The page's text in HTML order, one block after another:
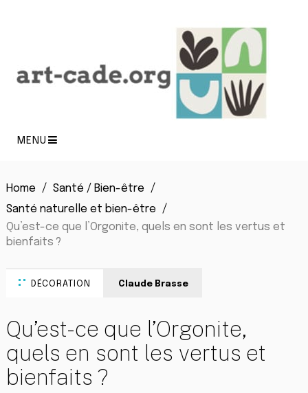
MENU
Home
Santé / Bien-être
Santé naturelle et bien-être
Qu’est-ce que l’Orgonite, quels en sont les vertus et
bienfaits ?
DÉCORATION Claude Brasse
Qu’est-ce que l’Orgonite,
quels en sont les vertus et
bienfaits ?